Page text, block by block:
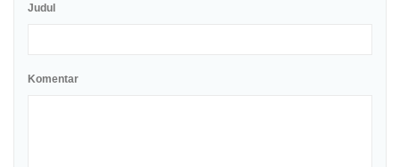
Judul
Komentar